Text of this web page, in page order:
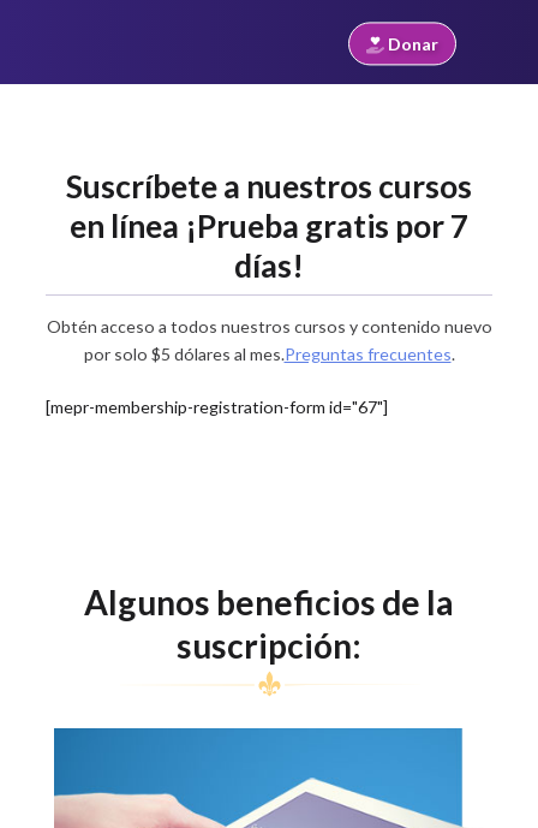
Donar
Suscríbete a nuestros cursos
en línea ¡Prueba gratis por 7
días!
Obtén acceso a todos nuestros cursos y contenido nuevo
por solo $5 dólares al mes.Preguntas frecuentes.
[mepr-membership-registration-form id="67"]
Algunos beneficios de la
suscripción: